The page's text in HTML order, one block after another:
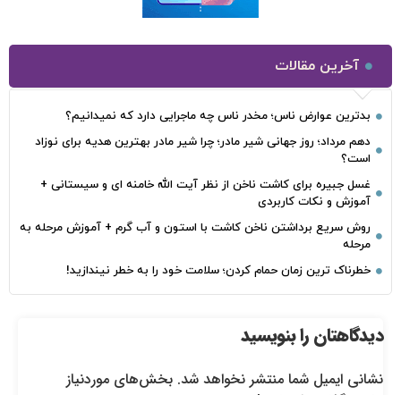
آخرین مقالات
بدترین عوارض ناس؛ مخدر ناس چه ماجرایی دارد که نمیدانیم؟
دهم مرداد؛ روز جهانی شیر مادر؛ چرا شیر مادر بهترین هدیه برای نوزاد
است؟
غسل جبیره برای کاشت ناخن از نظر آیت الله خامنه ای و سیستانی +
آموزش و نکات کاربردی
روش سریع برداشتن ناخن کاشت با استون و آب گرم + آموزش مرحله به
مرحله
خطرناک‌ ترین زمان‌ حمام کردن؛ سلامت خود را به خطر نیندازید!
دیدگاهتان را بنویسید
نشانی ایمیل شما منتشر نخواهد شد. بخش‌های موردنیاز